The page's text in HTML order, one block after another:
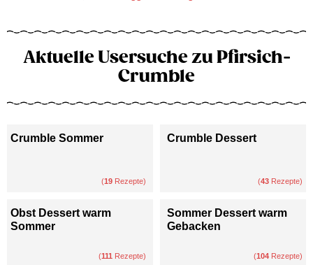
Aktuelle Usersuche zu Pfirsich-
Crumble
Crumble Sommer
(19 Rezepte)
Crumble Dessert
(43 Rezepte)
Obst Dessert warm
Sommer
(111 Rezepte)
Sommer Dessert warm
Gebacken
(104 Rezepte)